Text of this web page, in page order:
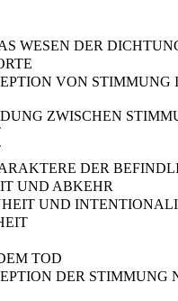
WESEN DER
VON STIMMUNG
ZWISCHEN
DER
UND ABKEHR
UND
TOD
DER STIMMUNG